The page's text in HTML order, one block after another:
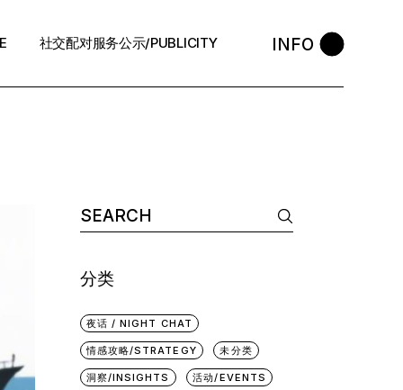
社交配对服务公示/PUBLICITY
预约咨询 / Book
INFO
Search
for:
分类
夜话 / NIGHT CHAT
情感攻略/STRATEGY 未分类
洞察/INSIGHTS 活动/EVENTS